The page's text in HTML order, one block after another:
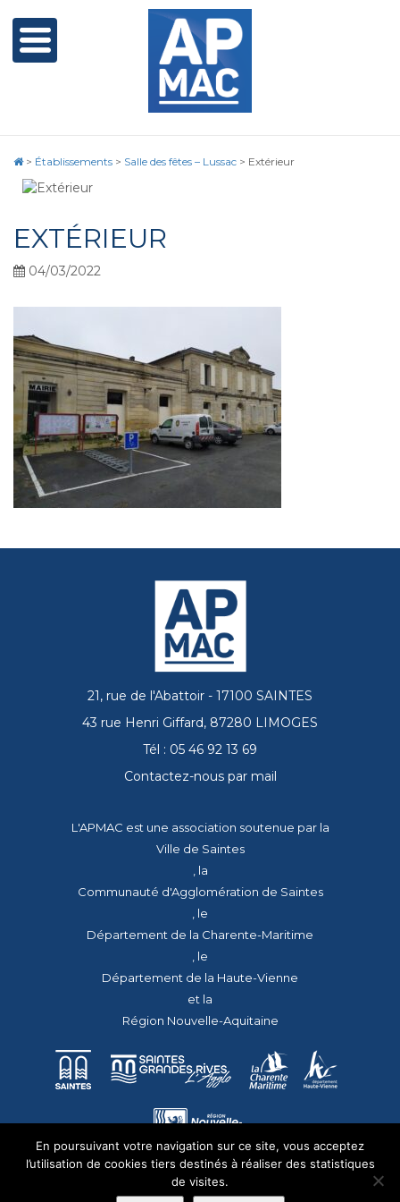
> Établissements > Salle des fêtes – Lussac > Extérieur
EXTÉRIEUR
04/03/2022
21, rue de l'Abattoir - 17100 SAINTES
43 rue Henri Giffard, 87280 LIMOGES
Tél : 05 46 92 13 69
Contactez-nous par mail
L'APMAC est une association soutenue par la
Ville de Saintes
, la
Communauté d'Agglomération de Saintes
, le
Département de la Charente-Maritime
, le
Département de la Haute-Vienne
et la
Région Nouvelle-Aquitaine
En poursuivant votre navigation sur ce site, vous acceptez
l’utilisation de cookies tiers destinés à réaliser des statistiques
de visites.